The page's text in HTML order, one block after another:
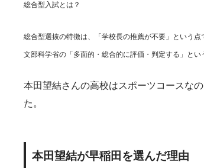
総合型入試とは？
総合型選抜の特徴は、「学校長の推薦が不要」という
文部科学省の「多面的・総合的に評価・判定する」と
本田望結さんの高校はスポーツコースな
た。
本田望結が早稲田を選んだ理由